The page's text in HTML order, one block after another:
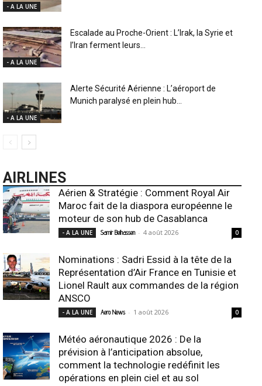
- A LA UNE
- A LA UNE
Escalade au Proche-Orient : L’Irak, la Syrie et
l’Iran ferment leurs...
- A LA UNE
Alerte Sécurité Aérienne : L’aéroport de
Munich paralysé en plein hub...
AIRLINES
Aérien & Stratégie : Comment Royal Air
Maroc fait de la diaspora européenne le
moteur de son hub de Casablanca
- A LA UNE Samir Belhassen - 4 août 2026 0
Nominations : Sadri Essid à la tête de la
Représentation d’Air France en Tunisie et
Lionel Rault aux commandes de la région
ANSCO
- A LA UNE Aero News - 1 août 2026 0
Météo aéronautique 2026 : De la
prévision à l’anticipation absolue,
comment la technologie redéfinit les
opérations en plein ciel et au sol